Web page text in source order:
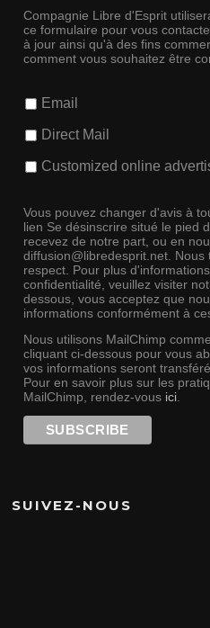
Compagnie Libre d'Esprit
ce formulaire pour vous
à jour ainsi qu'à des fins
comment vous souhaitez être
Email
Direct Mail
Customized online
Vous pouvez changer d'avis à
lien Se désinscrire situé le pied
recevez de notre part, ou en
diffusion@libredesprit.net.
respect. Pour plus
confidentialité, veuillez visiter
dessous, vous acceptez que
informations conformément à
Nous utilisons MailChimp
cliquant ci-dessous pour vous
vos informations seront
Pour en savoir plus sur les
MailChimp, rendez-vous ici.
SUIVEZ-NOUS